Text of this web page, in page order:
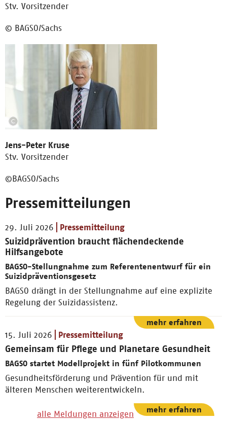
Stv. Vorsitzender
© BAGSO/Sachs
Jens-Peter Kruse
Stv. Vorsitzender
©BAGSO/Sachs
Pressemitteilungen
29. Juli 2026 Pressemitteilung
Suizidprävention braucht flächendeckende
Hilfsangebote
BAGSO-Stellungnahme zum Referentenentwurf für ein
Suizidpräventionsgesetz
BAGSO drängt in der Stellungnahme auf eine explizite
Regelung der Suizidassistenz.
mehr erfahren
15. Juli 2026 Pressemitteilung
Gemeinsam für Pflege und Planetare Gesundheit
BAGSO startet Modellprojekt in fünf Pilotkommunen
Gesundheitsförderung und Prävention für und mit
älteren Menschen weiterentwickeln.
mehr erfahren
alle Meldungen anzeigen